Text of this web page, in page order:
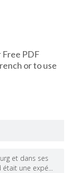
Free PDF
or to use
et dans ses
était une expé...